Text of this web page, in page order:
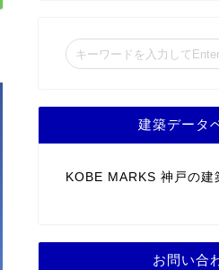
建築データ
KOBE MARKS 神戸の建
お問い合